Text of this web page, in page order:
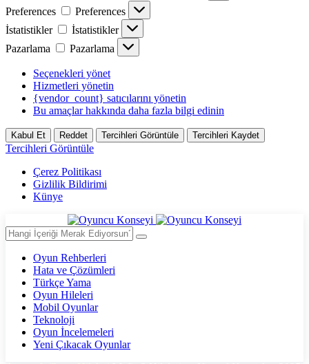
Preferences
Preferences
İstatistikler
İstatistikler
Pazarlama
Pazarlama
Seçenekleri yönet
Hizmetleri yönetin
{vendor_count} satıcılarını yönetin
Bu amaçlar hakkında daha fazla bilgi edinin
Kabul Et Reddet Tercihleri Görüntüle Tercihleri Kaydet
Tercihleri Görüntüle
Çerez Politikası
Gizlilik Bildirimi
Künye
Oyun Rehberleri
Hata ve Çözümleri
Türkçe Yama
Oyun Hileleri
Mobil Oyunlar
Teknoloji
Oyun İncelemeleri
Yeni Çıkacak Oyunlar